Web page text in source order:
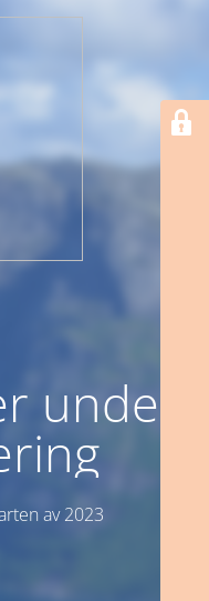
under
av 2023